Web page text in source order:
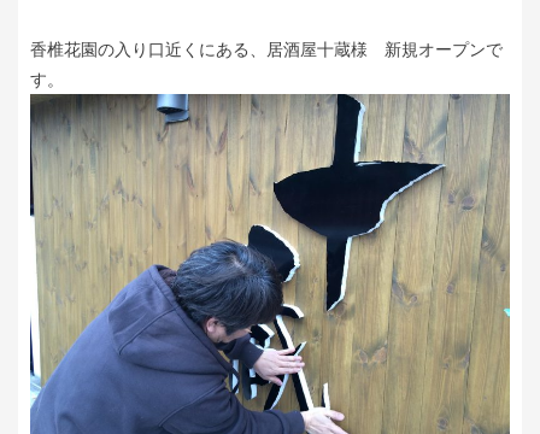
香椎花園の入り口近くにある、居酒屋十蔵様 新規オープンで
す。